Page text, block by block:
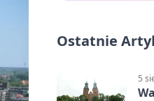
Ostatnie
5